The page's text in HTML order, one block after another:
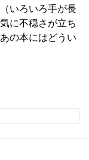
いろいろ手が長
に不穏さが立ち
の本にはどうい